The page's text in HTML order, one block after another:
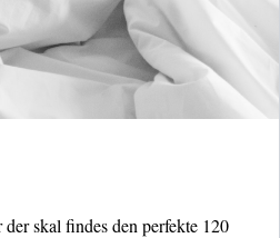
skal findes den perfekte 120